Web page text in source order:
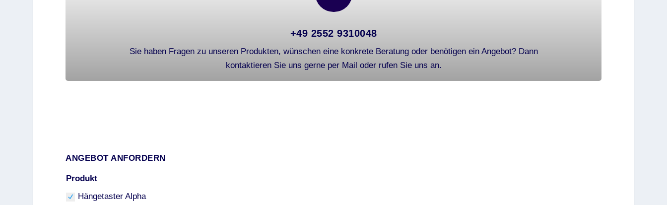
+49 2552 9310048
Sie haben Fragen zu unseren Produkten, wünschen eine konkrete Beratung oder benötigen ein Angebot? Dann
kontaktieren Sie uns gerne per Mail oder rufen Sie uns an.
ANGEBOT ANFORDERN
Produkt
Hängetaster Alpha